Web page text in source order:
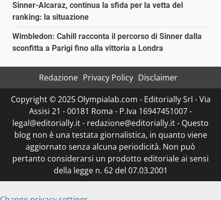
Sinner-Alcaraz, continua la sfida per la vetta del
ranking: la situazione
Wimbledon: Cahill racconta il percorso di Sinner dalla
sconfitta a Parigi fino alla vittoria a Londra
Redazione Privacy Policy Disclaimer
Copyright © 2025 Olympialab.com - Editorially Srl - Via
Assisi 21 - 00181 Roma - P.Iva 16947451007 -
legal@editorially.it - redazione@editorially.it - Questo
blog non è una testata giornalistica, in quanto viene
aggiornato senza alcuna periodicità. Non può
pertanto considerarsi un prodotto editoriale ai sensi
della legge n. 62 del 07.03.2001